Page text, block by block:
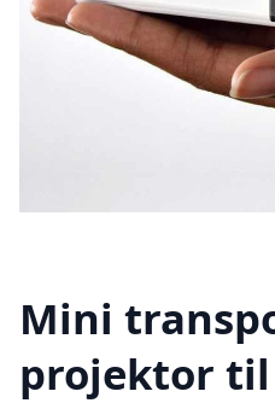
Mini
projektor til